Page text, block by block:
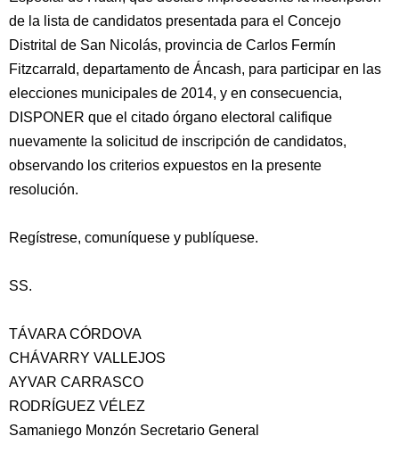
de la lista de candidatos presentada para el Concejo
Distrital de San Nicolás, provincia de Carlos Fermín
Fitzcarrald, departamento de Áncash, para participar en las
elecciones municipales de 2014, y en consecuencia,
DISPONER que el citado órgano electoral califique
nuevamente la solicitud de inscripción de candidatos,
observando los criterios expuestos en la presente
resolución.
Regístrese, comuníquese y publíquese.
SS.
TÁVARA CÓRDOVA
CHÁVARRY VALLEJOS
AYVAR CARRASCO
RODRÍGUEZ VÉLEZ
Samaniego Monzón Secretario General